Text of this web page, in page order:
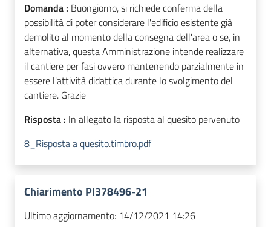
Domanda : Buongiorno, si richiede conferma della
possibilità di poter considerare l'edificio esistente già
demolito al momento della consegna dell'area o se, in
alternativa, questa Amministrazione intende realizzare
il cantiere per fasi ovvero mantenendo parzialmente in
essere l'attività didattica durante lo svolgimento del
cantiere. Grazie
Risposta : In allegato la risposta al quesito pervenuto
8_Risposta a quesito.timbro.pdf
Chiarimento PI378496-21
Ultimo aggiornamento: 14/12/2021 14:26